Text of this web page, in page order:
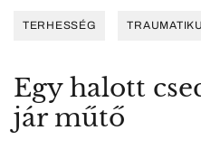
TERHESSÉG
Egy halott
jár műtő